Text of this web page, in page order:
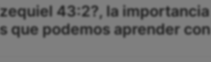
43:2?, la importancia
que podemos aprender con